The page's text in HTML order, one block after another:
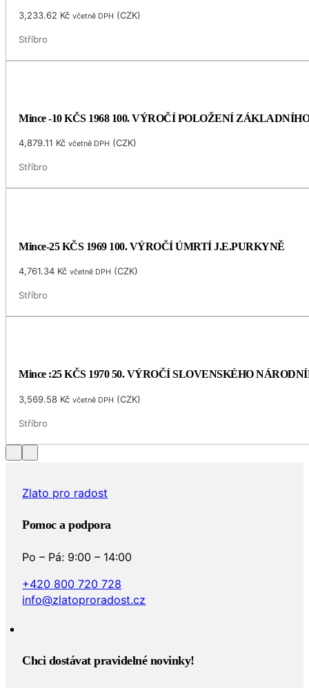
3,233.62 Kč včetně DPH (CZK)
Stříbro
Mince -10 KČS 1968 100. VÝROČÍ POLOŽENÍ
4,879.11 Kč včetně DPH (CZK)
Stříbro
Mince-25 KČS 1969 100. VÝROČÍ ÚMRTÍ J.E.PURKYNĚ
4,761.34 Kč včetně DPH (CZK)
Stříbro
Mince :25 KČS 1970 50. VÝROČÍ SLOVENSKÉHO
3,569.58 Kč včetně DPH (CZK)
Stříbro
Zlato pro radost
Pomoc a podpora
Po – Pá: 9:00 – 14:00
+420 800 720 728
info@zlatoproradost.cz
Chci dostávat pravidelné novinky!​